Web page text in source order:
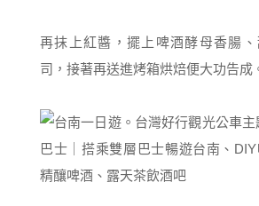
再抹上紅醬，擺上啤酒酵母香腸
司，接著再送進烤箱烘焙便大功告成